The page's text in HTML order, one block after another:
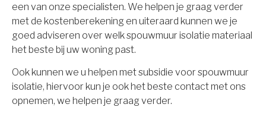
een van onze specialisten. We helpen je graag verder
met de kostenberekening en uiteraard kunnen we je
goed adviseren over welk spouwmuur isolatie materiaal
het beste bij uw woning past.
Ook kunnen we u helpen met subsidie voor spouwmuur
isolatie, hiervoor kun je ook het beste contact met ons
opnemen, we helpen je graag verder.